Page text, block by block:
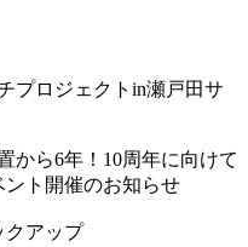
プロジェクトin瀬戸田サ
クアップ